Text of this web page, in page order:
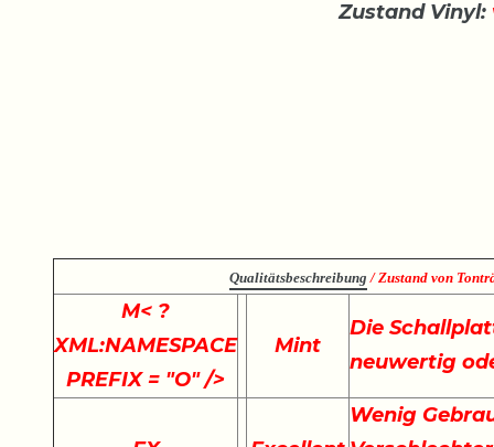
Zustand Vinyl:
Qualitätsbeschreibung / Zustand von
M< ?
XML:NAMESPACE
PREFIX = "O" />
Mint
Die
neuwertig
Wenig